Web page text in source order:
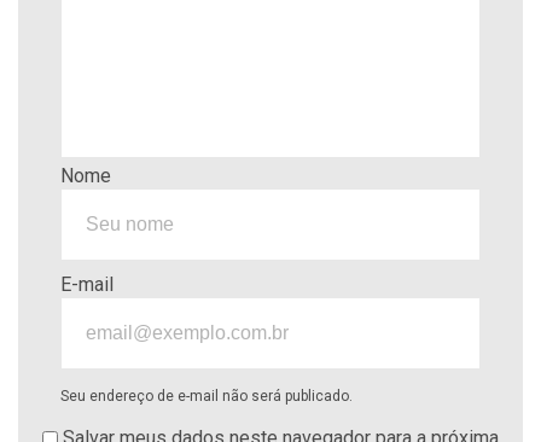
Nome
E-mail
Seu endereço de e-mail não será publicado.
Salvar meus dados neste navegador para a próxima